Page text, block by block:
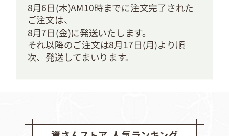
8月6日(木)AM10時までに注文完了された
ご注文は、
8月7日(金)に発送いたします。
それ以降のご注文は8月17日(月)より順
次、発送してまいります。